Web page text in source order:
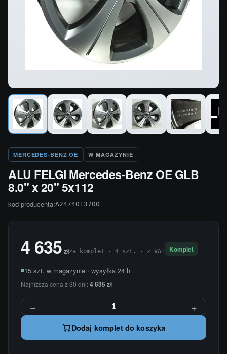
MERCEDES-BENZ OE W MAGAZYNIE
ALU FELGI Mercedes-Benz OE GLB
8.0" x 20" 5x112
kod producenta:A2474013700
4 635 złza komplet · 4 szt. · z VAT Komplet
15 szt. w magazynie · wysyłka 24 h
Najniższa cena z 30 dni:4 635 zł
− +
Dodaj komplet do koszyka